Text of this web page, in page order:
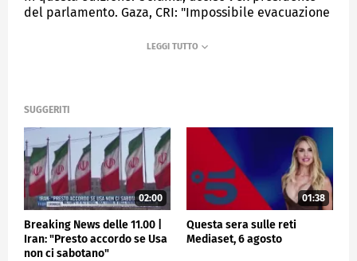
del parlamento. Gaza, CRI: "Impossibile evacuazione
rapida. Parcheggiatore ucciso, fermato sospetto.
MEDIASET
SUGGERITI
02:00
Breaking News delle 11.00 |
Iran: "Presto accordo se Usa
non ci sabotano"
01:38
Questa sera sulle reti
Mediaset, 6 agosto